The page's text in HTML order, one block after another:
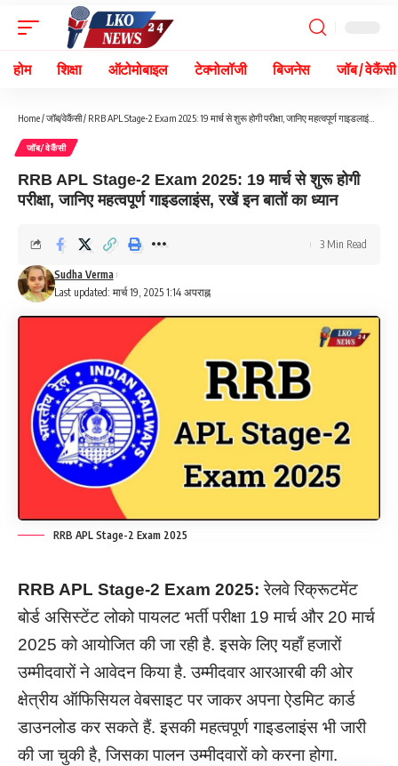
होम शिक्षा ऑटोमोबाइल टेक्नोलॉजी बिजनेस जॉब / वेकैंसी
Home/जॉब/वेकैंसी/ RRB APL Stage-2 Exam 2025: 19 मार्च से शुरू होगी परीक्षा, जानिए महत्वपूर्ण गाइडलाइंस, रखें इन बातों का ध्यान
जॉब/वेकैंसी
RRB APL Stage-2 Exam 2025: 19 मार्च से शुरू होगी
परीक्षा, जानिए महत्वपूर्ण गाइडलाइंस, रखें इन बातों का ध्यान
Last updated: मार्च 19, 2025 1:14 अपराह्न
Sudha Verma
3 Min Read
RRB APL Stage-2 Exam 2025
RRB APL Stage-2 Exam 2025: रेलवे रिक्रूटमेंट
बोर्ड असिस्टेंट लोको पायलट भर्ती परीक्षा 19 मार्च और 20 मार्च
2025 को आयोजित की जा रही है. इसके लिए यहाँ हजारों
उम्मीदवारों ने आवेदन किया है. उम्मीदवार आरआरबी की ओर
क्षेत्रीय ऑफिसियल वेबसाइट पर जाकर अपना ऐडमिट कार्ड
डाउनलोड कर सकते हैं. इसकी महत्वपूर्ण गाइडलाइंस भी जारी
की जा चुकी है, जिसका पालन उम्मीदवारों को करना होगा.